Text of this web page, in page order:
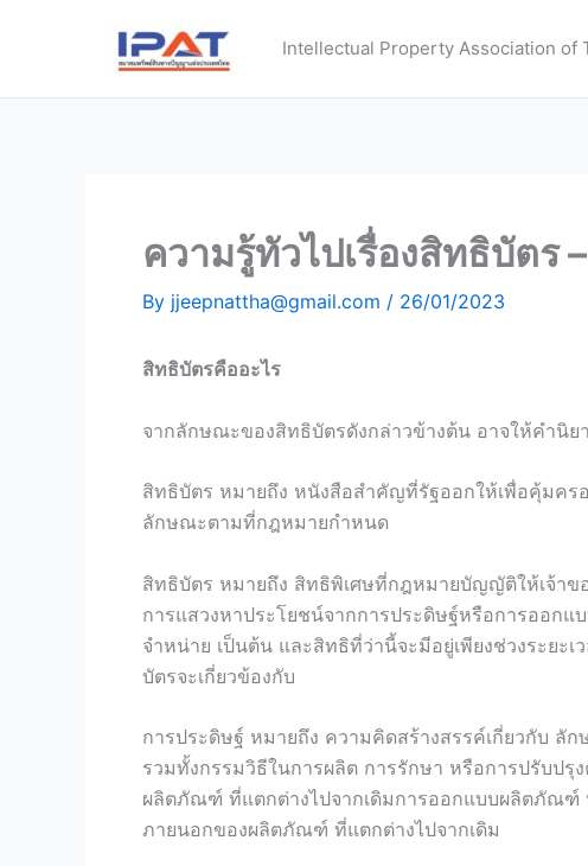
Intellectual Property Association of
ความรู้ทัวไปเรื่องสิทธิบัตร
By jjeepnattha@gmail.com / 26/01/2023
สิทธิบัตรคืออะไร
จากลักษณะของสิทธิบัตรดังกล่าวข้างต้น อาจให้คำนิย
สิทธิบัตร หมายถึง หนังสือสำคัญที่รัฐออกให้เพื่อคุ้มค
ลักษณะตามที่กฎหมายกำหนด
สิทธิบัตร หมายถึง สิทธิพิเศษที่กฎหมายบัญญัติให้เจ้าข
การแสวงหาประโยชน์จากการประดิษฐ์หรือการออก
จำหน่าย เป็นต้น และสิทธิที่ว่านี้จะมีอยู่เพียงช่วงระยะ
บัตรจะเกี่ยวข้องกับ
การประดิษฐ์ หมายถึง ความคิดสร้างสรรค์เกี่ยวกับ
รวมทั้งกรรมวิธีในการผลิต การรักษา หรือการปรับ
ผลิตภัณฑ์ ที่แตกต่างไปจากเดิมการออกแบบผลิตภัณฑ์
ภายนอกของผลิตภัณฑ์ ที่แตกต่างไปจากเดิม